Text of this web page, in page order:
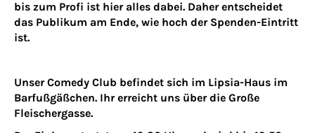
bis zum Profi ist hier alles dabei. Daher entscheidet
das Publikum am Ende, wie hoch der Spenden-Eintritt
ist.
Unser Comedy Club befindet sich im Lipsia-Haus im
Barfußgäßchen. Ihr erreicht uns über die Große
Fleischergasse.